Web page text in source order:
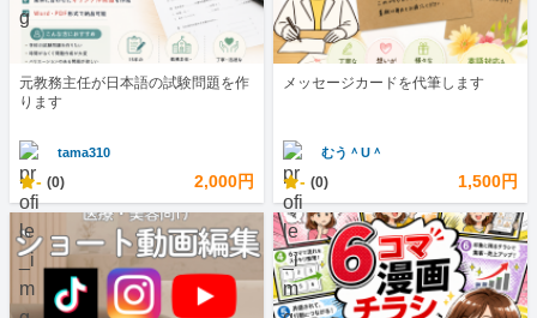
元教務主任が日本語の試験問題を作
ります
tama310
- (0) 2,000円
メッセージカードを代筆します
むう＾U＾
- (0) 1,500円